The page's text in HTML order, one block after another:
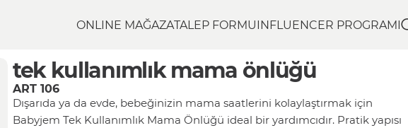
ONLINE MAĞAZATALEP FORMUINFLUENCER PROGRAMI
tek kullanımlık mama önlüğü
ART 106
Dışarıda ya da evde, bebeğinizin mama saatlerini kolaylaştırmak için
Babyjem Tek Kullanımlık Mama Önlüğü ideal bir yardımcıdır. Pratik yapısı